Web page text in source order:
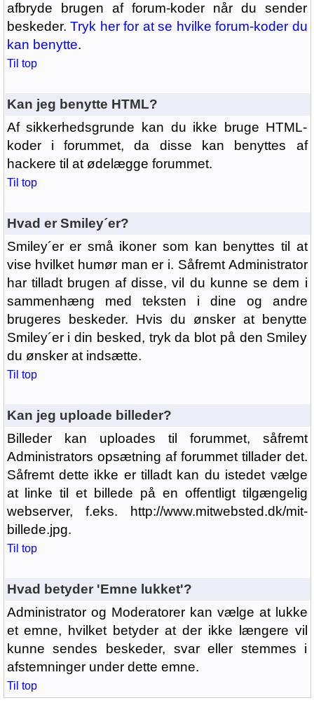
afbryde brugen af forum-koder når du sender
beskeder. Tryk her for at se hvilke forum-koder du
kan benytte.
Til top
Kan jeg benytte HTML?
Af sikkerhedsgrunde kan du ikke bruge HTML-
koder i forummet, da disse kan benyttes af
hackere til at ødelægge forummet.
Til top
Hvad er Smiley´er?
Smiley´er er små ikoner som kan benyttes til at
vise hvilket humør man er i. Såfremt Administrator
har tilladt brugen af disse, vil du kunne se dem i
sammenhæng med teksten i dine og andre
brugeres beskeder. Hvis du ønsker at benytte
Smiley´er i din besked, tryk da blot på den Smiley
du ønsker at indsætte.
Til top
Kan jeg uploade billeder?
Billeder kan uploades til forummet, såfremt
Administrators opsætning af forummet tillader det.
Såfremt dette ikke er tilladt kan du istedet vælge
at linke til et billede på en offentligt tilgængelig
webserver, f.eks. http://www.mitwebsted.dk/mit-
billede.jpg.
Til top
Hvad betyder 'Emne lukket'?
Administrator og Moderatorer kan vælge at lukke
et emne, hvilket betyder at der ikke længere vil
kunne sendes beskeder, svar eller stemmes i
afstemninger under dette emne.
Til top